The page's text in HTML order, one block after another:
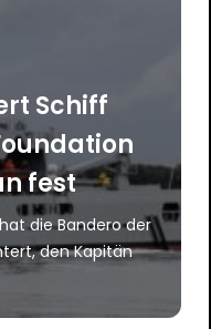
Schiff
fest
die Bandero der
den Kapitän